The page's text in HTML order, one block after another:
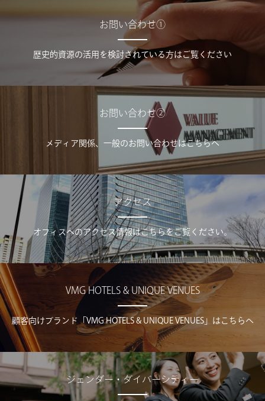
お問い合わせ①
歴史的資源の活用を検討されている方はご覧ください
お問い合わせ②
メディア関係、一般のお問い合わせはこちらへ
アクセス
オフィスへのアクセス情報はこちらをご覧ください。
VMG HOTELS & UNIQUE VENUES
顧客向けブランド「VMG HOTELS & UNIQUE VENUES」はこちらへ
ジェンダー・ダイバーシティー